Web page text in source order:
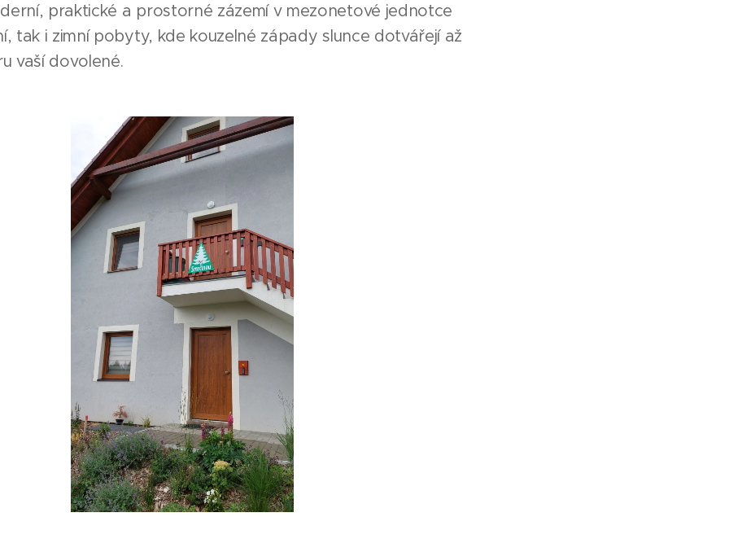
praktické a prostorné zázemí v mezonetové jednotce
tak i zimní pobyty, kde kouzelné západy slunce dotvářejí až
vaší dovolené.